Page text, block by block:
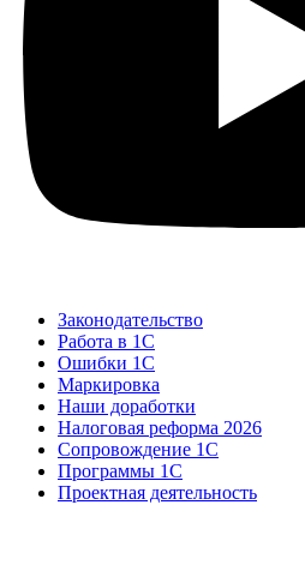
Законодательство
Работа в 1С
Ошибки 1С
Маркировка
Наши доработки
Налоговая реформа 2026
Сопровождение 1С
Программы 1С
Проектная деятельность